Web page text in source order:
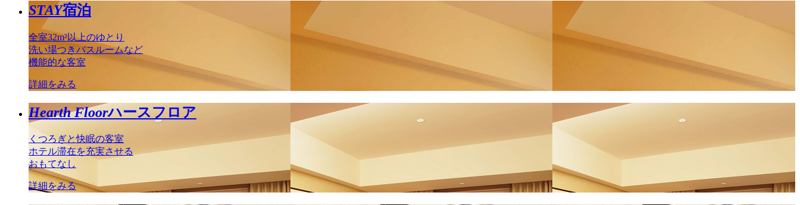
STAY宿泊
全室32m²以上のゆとり
洗い場つきバスルームなど
機能的な客室
詳細をみる
Hearth Floorハースフロア
くつろぎと快眠の客室
ホテル滞在を充実させる
おもてなし
詳細をみる